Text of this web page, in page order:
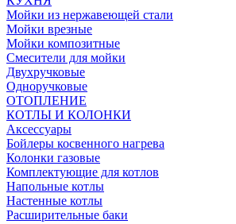
Мойки из нержавеющей стали
Мойки врезные
Мойки композитные
Смесители для мойки
Двухручковые
Одноручковые
ОТОПЛЕНИЕ
КОТЛЫ И КОЛОНКИ
Аксессуары
Бойлеры косвенного нагрева
Колонки газовые
Комплектующие для котлов
Напольные котлы
Настенные котлы
Расширительные баки